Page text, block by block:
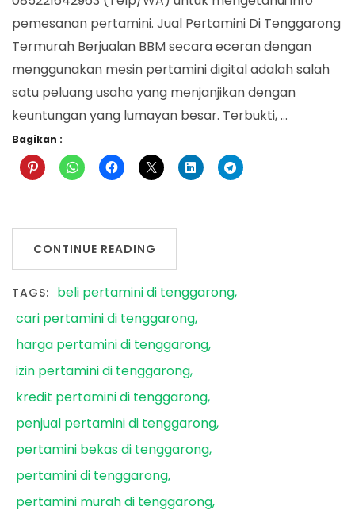
pemesanan pertamini. Jual Pertamini Di Tenggarong
Termurah Berjualan BBM secara eceran dengan
menggunakan mesin pertamini digital adalah salah
satu peluang usaha yang menjanjikan dengan
keuntungan yang lumayan besar. Terbukti, …
Bagikan :
CONTINUE READING
TAGS: beli pertamini di tenggarong
cari pertamini di tenggarong
harga pertamini di tenggarong
izin pertamini di tenggarong
kredit pertamini di tenggarong
penjual pertamini di tenggarong
pertamini bekas di tenggarong
pertamini di tenggarong
pertamini murah di tenggarong